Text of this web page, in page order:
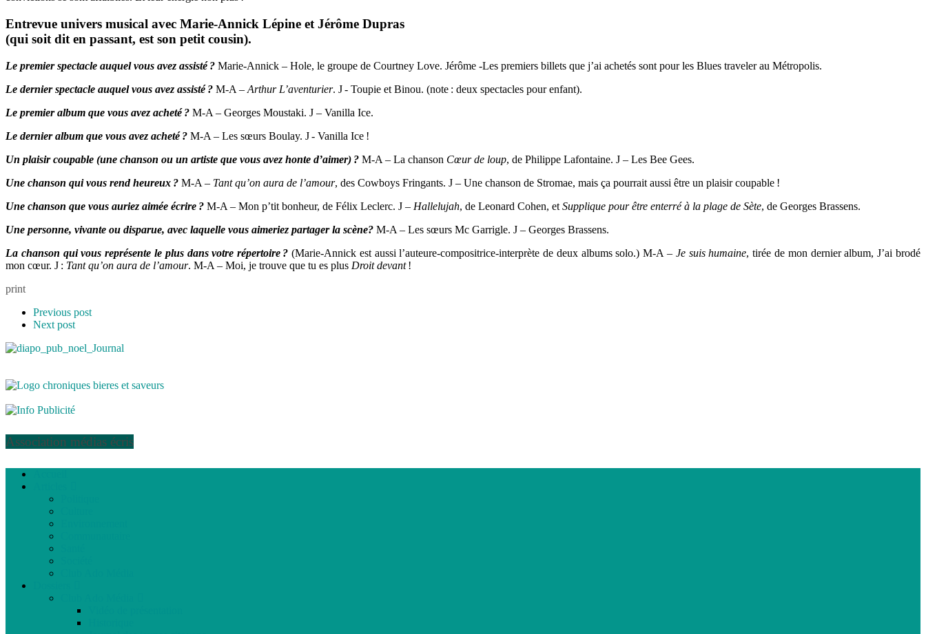
Entrevue univers musical avec Marie-Annick Lépine et Jérôme Dupras
(qui soit dit en passant, est son petit cousin).
Le premier spectacle auquel vous avez assisté? Marie-Annick – Hole, le groupe de Courtney Love. Jérôme -Les premiers billets que j’ai achetés sont pour les Blues traveler au Métropolis.
Le dernier spectacle auquel vous avez assisté ? M-A – Arthur L’aventurier. J - Toupie et Binou. (note : deux spectacles pour enfant).
Le premier album que vous avez acheté ? M-A – Georges Moustaki. J – Vanilla Ice.
Le dernier album que vous avez acheté ? M-A – Les sœurs Boulay. J - Vanilla Ice !
Un plaisir coupable (une chanson ou un artiste que vous avez honte d’aimer) ? M-A – La chanson Cœur de loup, de Philippe Lafontaine. J – Les Bee Gees.
Une chanson qui vous rend heureux ? M-A – Tant qu’on aura de l’amour, des Cowboys Fringants. J – Une chanson de Stromae, mais ça pourrait aussi être un plaisir coupable !
Une chanson que vous auriez aimée écrire ? M-A – Mon p’tit bonheur, de Félix Leclerc. J – Hallelujah, de Leonard Cohen, et Supplique pour être enterré à la plage de Sète, de Georges Brassens.
Une personne, vivante ou disparue, avec laquelle vous aimeriez partager la scène? M-A – Les sœurs Mc Garrigle. J – Georges Brassens.
La chanson qui vous représente le plus dans votre répertoire ? (Marie-Annick est aussi l’auteure-compositrice-interprète de deux albums solo.) M-A – Je suis humaine, tirée de mon dernier album, J’ai brodé
mon cœur. J : Tant qu’on aura de l’amour. M-A – Moi, je trouve que tu es plus Droit devant !
print
Previous post
Next post
Association médias écris